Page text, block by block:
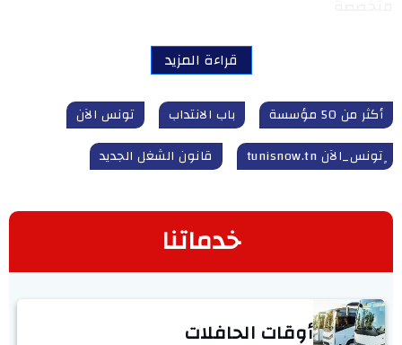
قراءة المزيد
أكثر من 50 مؤسسة باب الانتداب
تونس الآن
ٍتونس_الآن tunisnow.tn
قانون الشغل الجديد
خدماتنا
أوقات الحافلات